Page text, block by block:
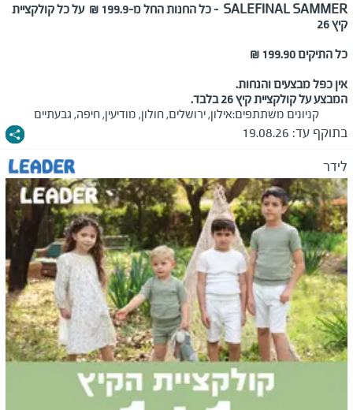
FINAL SAMMER
SALE
-כל החנות החל מ-199.9
₪ על כל קולקציית
קיץ 26
כל התיקים 199.90 ₪
אין כפל מבצעים והנחות.
המבצע על קולקציית קיץ 26 בלבד.
קניונים משתתפים:אילון, ירושלים, חולון, מודיעין, חיפה, גבעתיים
בתוקף עד: 19.08.26
לידר